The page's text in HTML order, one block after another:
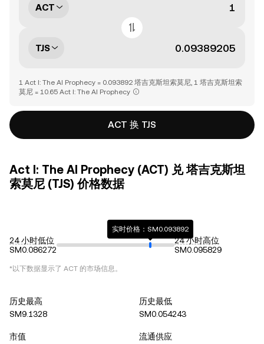
ACT
TJS
1 Act I: The AI Prophecy = 0.093892 塔吉克斯坦索莫尼, 1 塔吉克斯坦索
莫尼 = 10.65 Act I: The AI Prophecy
ACT 换 TJS
Act I: The AI Prophecy (ACT) 兑 塔吉克斯坦
索莫尼 (TJS) 价格数据
24 小时低位
SM0.086272
实时价格：SM0.093892
24 小时高位
SM0.095829
*以下数据显示了 ACT 的市场信息。
历史最高
SM9.1328
历史最低
SM0.054243
市值
流通供应